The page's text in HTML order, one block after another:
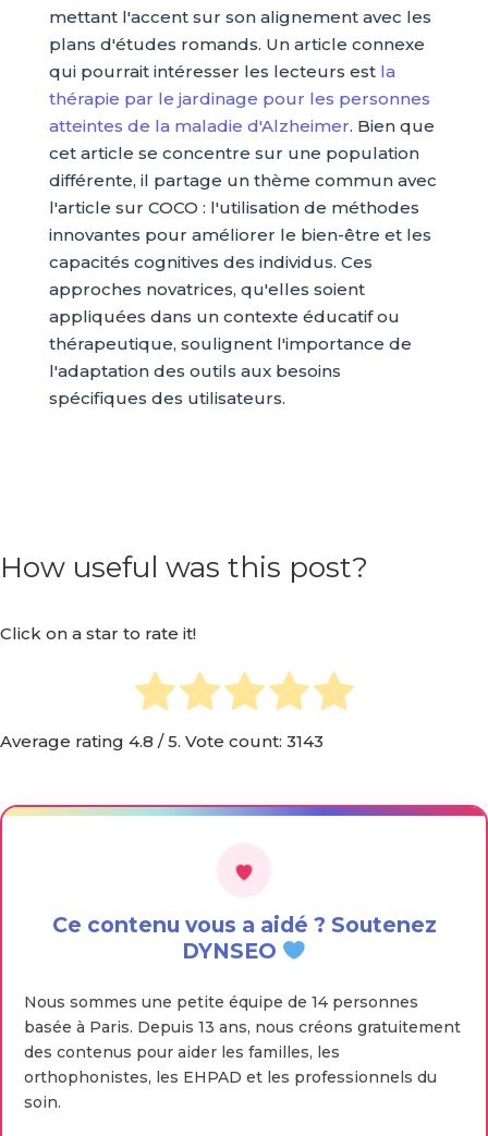
mettant l'accent sur son alignement avec les
plans d'études romands. Un article connexe
qui pourrait intéresser les lecteurs est la
thérapie par le jardinage pour les personnes
atteintes de la maladie d'Alzheimer. Bien que
cet article se concentre sur une population
différente, il partage un thème commun avec
l'article sur COCO : l'utilisation de méthodes
innovantes pour améliorer le bien-être et les
capacités cognitives des individus. Ces
approches novatrices, qu'elles soient
appliquées dans un contexte éducatif ou
thérapeutique, soulignent l'importance de
l'adaptation des outils aux besoins
spécifiques des utilisateurs.
How useful was this post?
Click on a star to rate it!
Average rating 4.8 / 5. Vote count: 3143
Ce contenu vous a aidé ? Soutenez
DYNSEO
Nous sommes une petite équipe de 14 personnes
basée à Paris. Depuis 13 ans, nous créons gratuitement
des contenus pour aider les familles, les
orthophonistes, les EHPAD et les professionnels du
soin.